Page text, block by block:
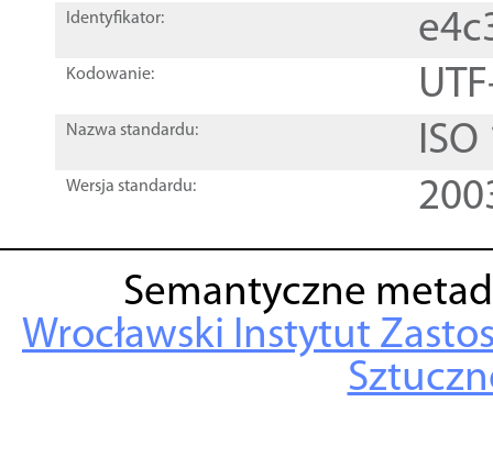
Identyfikator:
Kodowanie:
Nazwa standardu:
Wersja standardu:
Semantyczne
Wrocławski Instytut